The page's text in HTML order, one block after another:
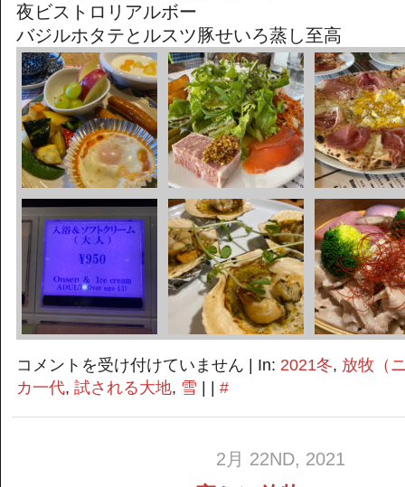
夜ビストロリアルボー
バジルホタテとルスツ豚せいろ蒸し至高
密
か
に
コメントを受け付けていません | In: 2021冬, 放牧（
カ一代, 試される大地, 雪 | | #
2月 22ND, 2021